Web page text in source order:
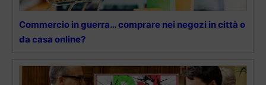
Commercio in guerra… comprare nei negozi in città o
da casa online?